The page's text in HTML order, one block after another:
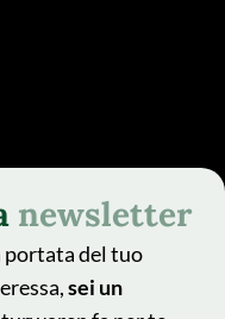
newsletter
del tuo
sei un